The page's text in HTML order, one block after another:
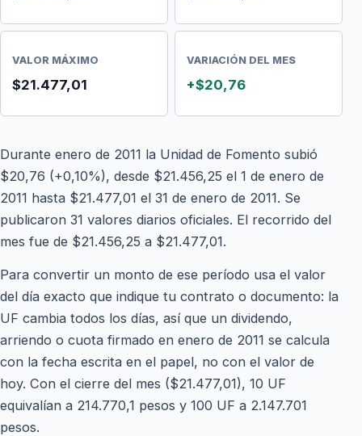
VALOR MÁXIMO
$21.477,01
VARIACIÓN DEL MES
+$20,76
Durante enero de 2011 la Unidad de Fomento subió
$20,76 (+0,10%), desde $21.456,25 el 1 de enero de
2011 hasta $21.477,01 el 31 de enero de 2011. Se
publicaron 31 valores diarios oficiales. El recorrido del
mes fue de $21.456,25 a $21.477,01.
Para convertir un monto de ese período usa el valor
del día exacto que indique tu contrato o documento: la
UF cambia todos los días, así que un dividendo,
arriendo o cuota firmado en enero de 2011 se calcula
con la fecha escrita en el papel, no con el valor de
hoy. Con el cierre del mes ($21.477,01), 10 UF
equivalían a 214.770,1 pesos y 100 UF a 2.147.701
pesos.